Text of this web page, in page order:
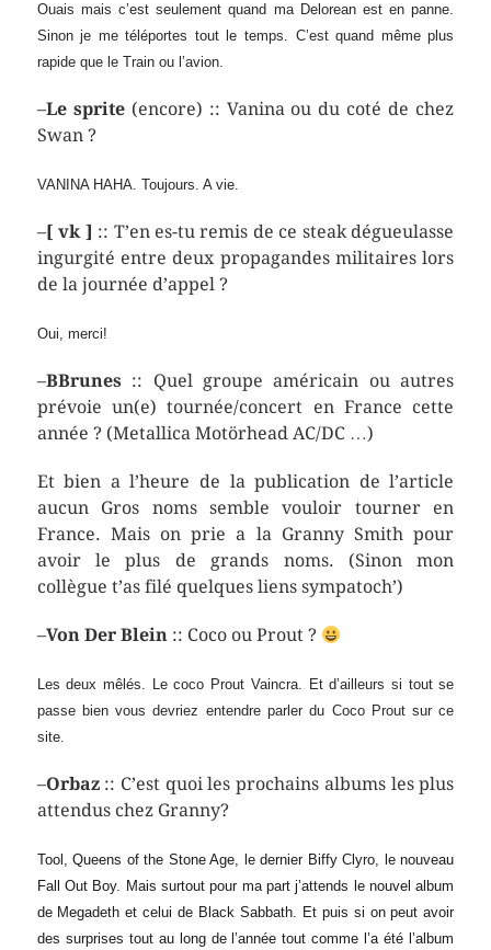
Ouais mais c’est seulement quand ma Delorean est en panne.
Sinon je me téléportes tout le temps. C’est quand même plus
rapide que le Train ou l’avion.
–Le sprite(encore) :: Vanina ou du coté de chez
Swan ?
VANINA HAHA. Toujours. A vie.
–[ vk ] :: T’en es-tu remis de ce steak dégueulasse
ingurgité entre deux propagandes militaires lors
de la journée d’appel ?
Oui, merci!
–BBrunes:: Quel groupe américain ou autres
prévoie un(e) tournée/concert en France cette
année ? (Metallica Motörhead AC/DC …)
Et bien a l’heure de la publication de l’article
aucun Gros noms semble vouloir tourner en
France. Mais on prie a la Granny Smith pour
avoir le plus de grands noms. (Sinon mon
collègue t’as filé quelques liens sympatoch’)
–Von Der Blein:: Coco ou Prout ?
Les deux mêlés. Le coco Prout Vaincra. Et d’ailleurs si tout se
passe bien vous devriez entendre parler du Coco Prout sur ce
site.
–Orbaz:: C’est quoi les prochains albums les plus
attendus chez Granny?
Tool, Queens of the Stone Age, le dernier Biffy Clyro, le nouveau
Fall Out Boy. Mais surtout pour ma part j’attends le nouvel album
de Megadeth et celui de Black Sabbath. Et puis si on peut avoir
des surprises tout au long de l’année tout comme l’a été l’album